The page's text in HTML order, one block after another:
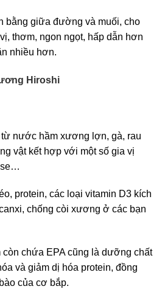
bằng giữa đường và muối, cho
thơm, ngon ngọt, hấp dẫn hơn
nhiều hơn.
Hiroshi
nước hầm xương lợn, gà, rau
vật kết hợp với một số gia vị
protein, các loại vitamin D3 kích
chống còi xương ở các bạn
chứa EPA cũng là dưỡng chất
và giảm dị hóa protein, đồng
của cơ bắp.